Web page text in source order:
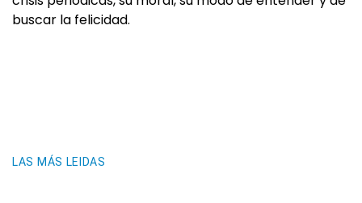
buscar la felicidad.
LAS MÁS LEIDAS